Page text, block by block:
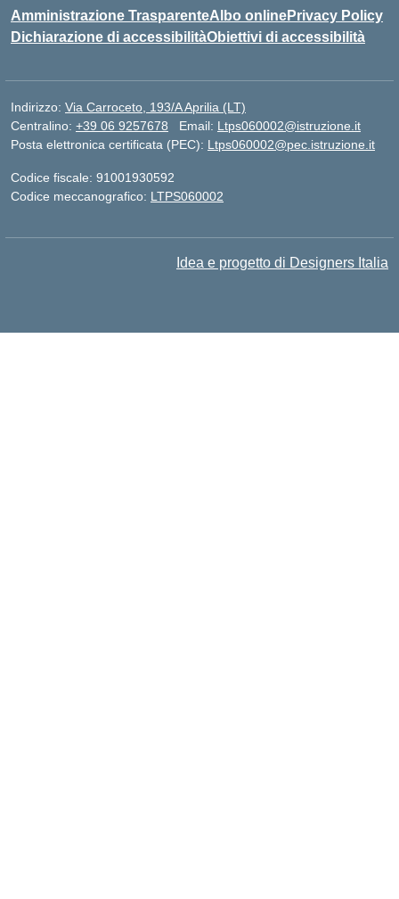
Amministrazione TrasparenteAlbo onlinePrivacy Policy
Dichiarazione di accessibilitàObiettivi di accessibilità
Indirizzo: Via Carroceto, 193/A Aprilia (LT)
Centralino: +39 06 9257678 Email: Ltps060002@istruzione.it
Posta elettronica certificata (PEC): Ltps060002@pec.istruzione.it
Codice fiscale: 91001930592
Codice meccanografico: LTPS060002
Idea e progetto di Designers Italia